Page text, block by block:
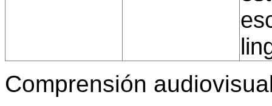
Comprensión